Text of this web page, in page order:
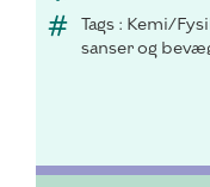
Tags : Kemi/
sanser og